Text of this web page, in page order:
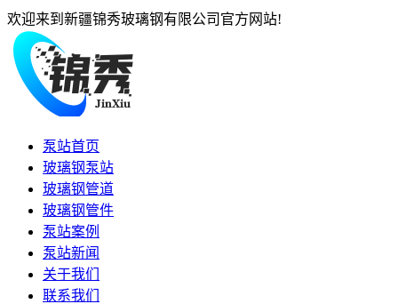
欢迎来到新疆锦秀玻璃钢有限公司官方网站!
泵站首页
玻璃钢泵站
玻璃钢管道
玻璃钢管件
泵站案例
泵站新闻
关于我们
联系我们